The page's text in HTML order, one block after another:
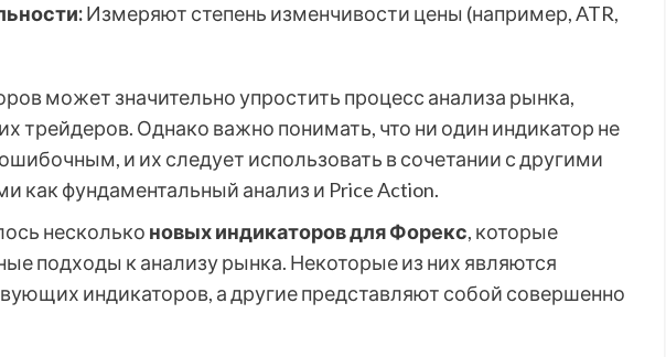
Измеряют степень изменчивости цены (например, ATR,
может значительно упростить процесс анализа рынка,
трейдеров. Однако важно понимать, что ни один индикатор не
и их следует использовать в сочетании с другими
как фундаментальный анализ и Price Action.
несколько новых индикаторов для Форекс, которые
подходы к анализу рынка. Некоторые из них являются
индикаторов, а другие представляют собой совершенно